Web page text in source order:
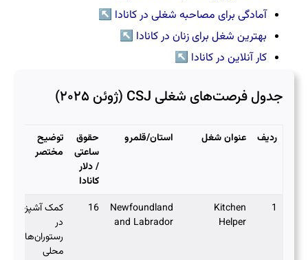
آمادگی برای مصاحبه شغلی در کانادا ↖
بهترین شغل برای زنان در کانادا ↖
کار آنلاین در کانادا ↖
جدول فرصت‌های شغلی CSJ (ژوئن ۲۰۲۵)
ردیف عنوان شغل استان/قلمرو
حقوق
ساعتی
/ دلار
کانادا
توضیح
مختصر
ردیف عنوان شغل استان/قلمرو
حقوق
توضیح
مختصر
1
Kitchen
Helper
Newfoundland
and Labrador
16
کمک آشپزخانه
در
رستوران‌های
محلی